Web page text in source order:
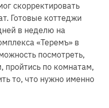
скорректировать
Готовые коттеджи
в неделю на
«Теремъ» в
посмотреть,
по комнатам,
то, что нужно именно